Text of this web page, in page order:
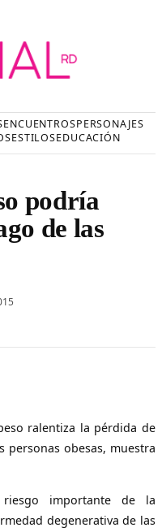
ENCUENTROSPERSONAJES
ESTILOSEDUCACIÓN
podría
de las
ralentiza la pérdida de
obesas, muestra
importante de la
degenerativa de las